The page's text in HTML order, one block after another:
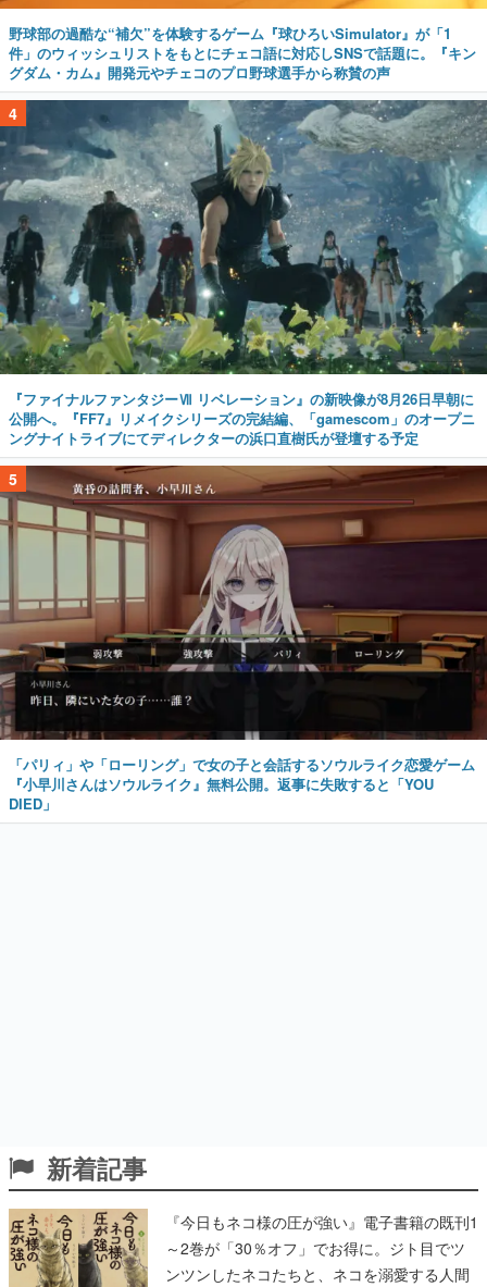
野球部の過酷な“補欠”を体験するゲーム『球ひろいSimulator』が「1
件」のウィッシュリストをもとにチェコ語に対応しSNSで話題に。『キン
グダム・カム』開発元やチェコのプロ野球選手から称賛の声
4
『ファイナルファンタジーⅦ リベレーション』の新映像が8月26日早朝に
公開へ。『FF7』リメイクシリーズの完結編、「gamescom」のオープニ
ングナイトライブにてディレクターの浜口直樹氏が登壇する予定
5
「パリィ」や「ローリング」で女の子と会話するソウルライク恋愛ゲーム
『小早川さんはソウルライク』無料公開。返事に失敗すると「YOU
DIED」
新着記事
『今日もネコ様の圧が強い』電子書籍の既刊1
～2巻が「30％オフ」でお得に。ジト目でツ
ンツンしたネコたちと、ネコを溺愛する人間